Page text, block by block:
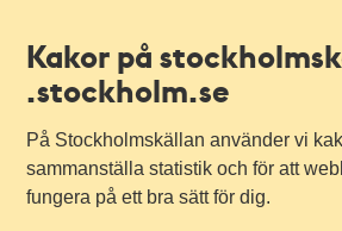
Kakor på
.stockholm.se
På Stockholmskällan använder vi
sammanställa statistik och för att
fungera på ett bra sätt för dig.